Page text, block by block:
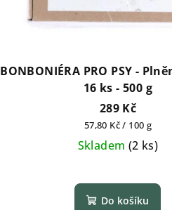
BONBONIÉRA PRO PSY -
16 ks - 500 g
289 Kč
Měrná
cena:
57,80 Kč / 100 g
Skladem (2 ks)
Do košíku